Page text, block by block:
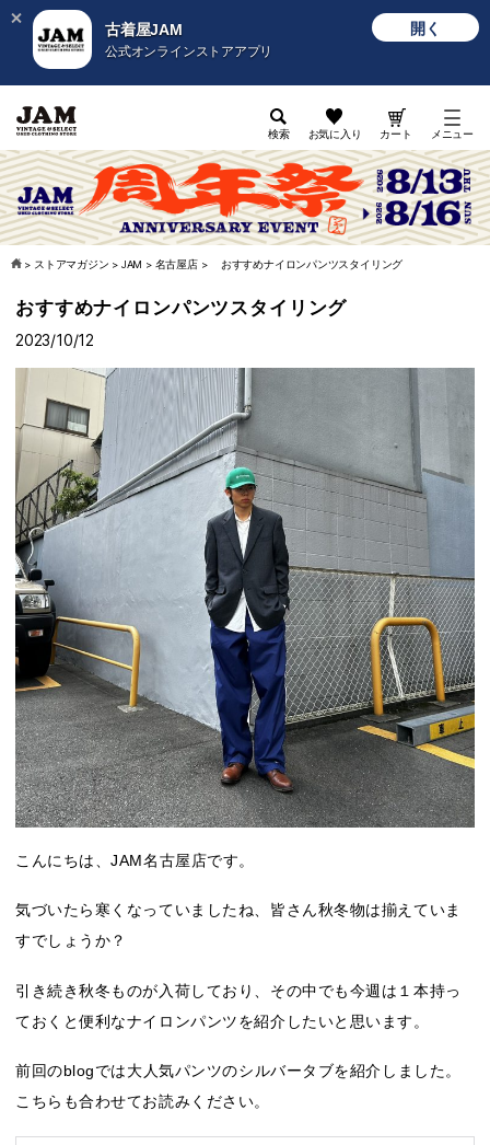
古着屋JAM
公式オンラインストアアプリ
開く
検索 お気に入り カート メニュー
> ストアマガジン > JAM > 名古屋店> おすすめナイロンパンツスタイリング
おすすめナイロンパンツスタイリング
2023/10/12
こんにちは、JAM名古屋店です。
気づいたら寒くなっていましたね、皆さん秋冬物は揃えていま
すでしょうか？
引き続き秋冬ものが入荷しており、その中でも今週は１本持っ
ておくと便利なナイロンパンツを紹介したいと思います。
前回のblogでは大人気パンツのシルバータブを紹介しました。
こちらも合わせてお読みください。